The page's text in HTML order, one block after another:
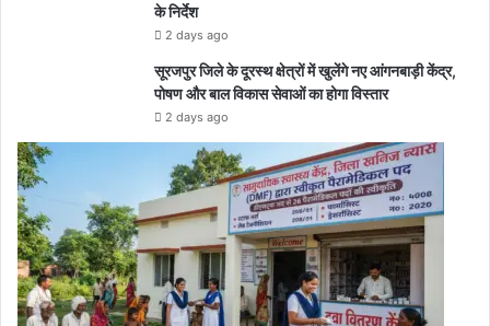
के निर्देश
2 days ago
सूरजपुर जिले के दूरस्थ क्षेत्रों में खुलेंगे नए आंगनबाड़ी केंद्र,
पोषण और बाल विकास सेवाओं का होगा विस्तार
2 days ago